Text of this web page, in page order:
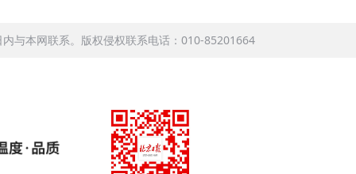
与本网联系。版权侵权联系电话：010-85201664